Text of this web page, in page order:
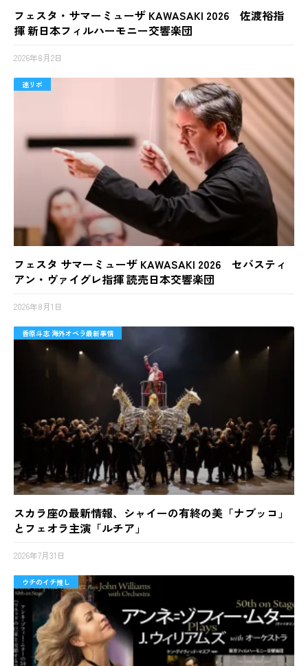
フェスタ・サマーミューザ KAWASAKI 2026 佐渡裕指
揮 新日本フィルハーモニー交響楽団
2026年8月2日
速リポ
フェスタ サマーミューザ KAWASAKI 2026 セバスティ
アン・ヴァイグレ指揮 読売日本交響楽団
2026年8月1日
香原斗志 海外オペラ最新事情
スカラ座の最新情報、シャイーの有終の美「ナブッコ」
とフェオラ主演「ルチア」
2026年7月31日
ウチのイチ推し